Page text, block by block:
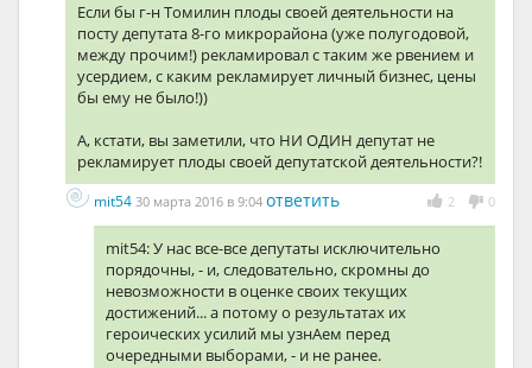
Если бы г-н Томилин плоды своей деятельности на
посту депутата 8-го микрорайона (уже полугодовой,
между прочим!) рекламировал с таким же рвением и
усердием, с каким рекламирует личный бизнес, цены
бы ему не было!))
А, кстати, вы заметили, что НИ ОДИН депутат не
рекламирует плоды своей депутатской деятельности?!
2 0
mit54 30 марта 2016 в 9:04 ответить
mit54: У нас все-все депутаты исключительно
порядочны, - и, следовательно, скромны до
невозможности в оценке своих текущих
достижений... а потому о результатах их
героических усилий мы узнАем перед
очередными выборами, - и не ранее.